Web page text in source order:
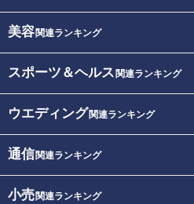
美容関連ランキング
スポーツ＆ヘルス 関連ランキング
ウエディング関連ランキング
通信関連ランキング
小売関連ランキング